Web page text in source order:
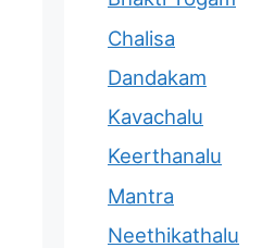
Chalisa
Dandakam
Kavachalu
Keerthanalu
Mantra
Neethikathalu